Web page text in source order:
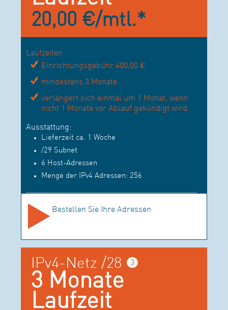
20,00 €/mtl.*
Laufzeiten
Einrichtungsgebühr 400,00 €
mindestens 3 Monate
verlängert sich einmal um 1 Monat, wenn
nicht 1 Monate vor Ablauf gekündigt wird.
Ausstattung:
Lieferzeit ca. 1 Woche
/29 Subnet
6 Host-Adressen
Menge der IPv4 Adressen: 256
Bestellen Sie Ihre Adressen
IPv4-Netz /28 ❸
3 Monate
Laufzeit